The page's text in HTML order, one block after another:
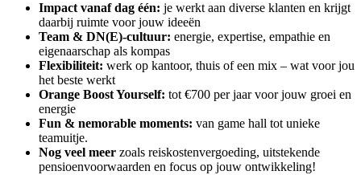
Impact vanaf dag één: je werkt aan diverse klanten en krijgt
daarbij ruimte voor jouw ideeën
Team & DN(E)-cultuur: energie, expertise, empathie en
eigenaarschap als kompas
Flexibiliteit: werk op kantoor, thuis of een mix – wat voor jou
het beste werkt
Orange Boost Yourself: tot €700 per jaar voor jouw groei en
energie
Fun & nemorable moments: van game hall tot unieke
teamuitje.
Nog veel meer zoals reiskostenvergoeding, uitstekende
pensioenvoorwaarden en focus op jouw ontwikkeling!